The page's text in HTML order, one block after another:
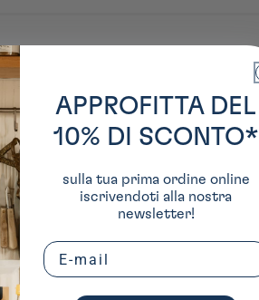
APPROFITTA DEL
10% DI SCONTO*
sulla tua prima ordine online
iscrivendoti alla nostra
newsletter!
Email